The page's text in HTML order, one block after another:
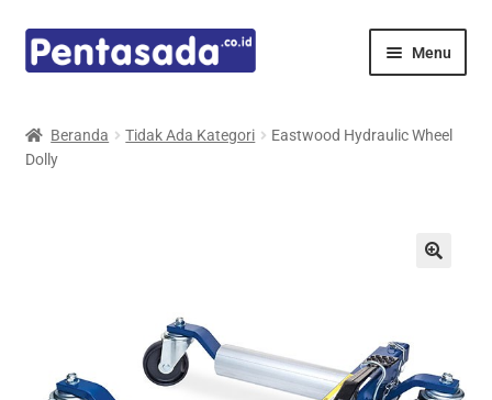
Skip
to
Skip
to
Menu
child
Mindray
Beranda Tidak Ada Kategori
Eastwood Hydraulic Wheel
Dolly